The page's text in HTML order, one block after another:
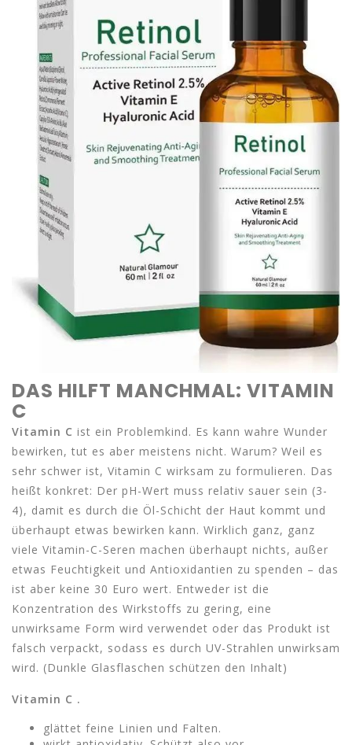
DAS HILFT MANCHMAL: VITAMIN
C
Vitamin C ist ein Problemkind. Es kann wahre Wunder
bewirken, tut es aber meistens nicht. Warum? Weil es
sehr schwer ist, Vitamin C wirksam zu formulieren. Das
heißt konkret: Der pH-Wert muss relativ sauer sein (3-
4), damit es durch die Öl-Schicht der Haut kommt und
überhaupt etwas bewirken kann. Wirklich ganz, ganz
viele Vitamin-C-Seren machen überhaupt nichts, außer
etwas Feuchtigkeit und Antioxidantien zu spenden – das
ist aber keine 30 Euro wert. Entweder ist die
Konzentration des Wirkstoffs zu gering, eine
unwirksame Form wird verwendet oder das Produkt ist
falsch verpackt, sodass es durch UV-Strahlen unwirksam
wird. (Dunkle Glasflaschen schützen den Inhalt)
Vitamin C .
glättet feine Linien und Falten.